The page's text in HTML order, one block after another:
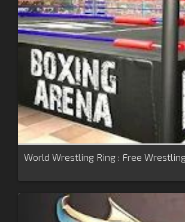
World Wrestling Ring : Free